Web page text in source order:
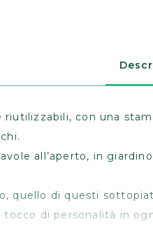
con una
all’aperto, in
quello di questi
di personalità in